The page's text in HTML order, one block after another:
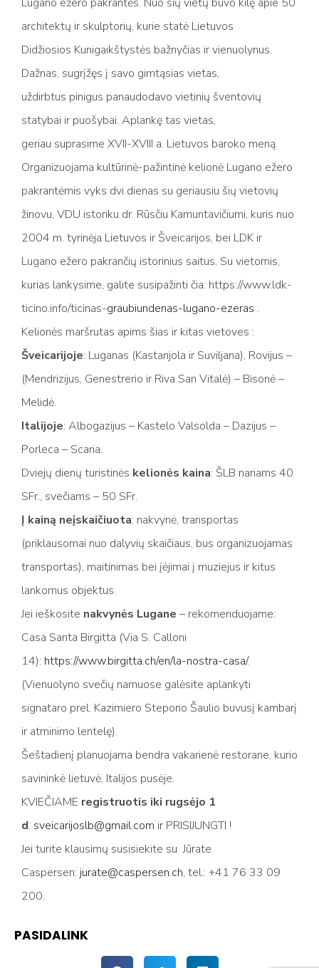
architektų ir skulptorių, kurie statė Lietuvos
Didžiosios Kunigaikštystės bažnyčias ir vienuolynus.
Dažnas, sugrįžęs į savo gimtąsias vietas,
uždirbtus pinigus panaudodavo vietinių šventovių
statybai ir puošybai. Aplankę tas vietas,
geriau suprasime XVII-XVIII a. Lietuvos baroko meną.
Organizuojama kultūrinė-pažintinė kelionė Lugano ežero
pakrantėmis vyks dvi dienas su geriausiu šių vietovių
žinovu, VDU istoriku dr. Rūsčiu Kamuntavičiumi, kuris nuo
2004 m. tyrinėja Lietuvos ir Šveicarijos, bei LDK ir
Lugano ežero pakrančių istorinius saitus. Su vietomis,
kurias lankysime, galite susipažinti čia: https://www.ldk-
ticino.info/ticinas-graubiundenas-lugano-ezeras .
Kelionės maršrutas apims šias ir kitas vietoves :
Šveicarijoje: Luganas (Kastanjola ir Suviljana), Rovijus –
(Mendrizijus, Genestrerio ir Riva San Vitalė) – Bisonė –
Melidė.
Italijoje: Albogazijus – Kastelo Valsolda – Dazijus –
Porleca – Scaria.
Dviejų dienų turistinės kelionės kaina: ŠLB nariams 40
SFr., svečiams – 50 SFr.
Į kainą neįskaičiuota: nakvynė, transportas
(priklausomai nuo dalyvių skaičiaus, bus organizuojamas
transportas), maitinimas bei įėjimai į muziejus ir kitus
lankomus objektus.
Jei ieškosite nakvynės Lugane – rekomenduojame:
Casa Santa Birgitta (Via S. Calloni
14): https://www.birgitta.ch/en/la-nostra-casa/.
(Vienuolyno svečių namuose galėsite aplankyti
signataro prel. Kazimiero Stepono Šaulio buvusį kambarį
ir atminimo lentelę).
Šeštadienį planuojama bendra vakarienė restorane, kurio
savininkė lietuvė, Italijos pusėje.
KVIEČIAME registruotis iki rugsėjo 1
d. sveicarijoslb@gmail.com ir PRISIJUNGTI !
Jei turite klausimų susisiekite su Jūrate
Caspersen: jurate@caspersen.ch, tel.: +41 76 33 09
200.
PASIDALINK